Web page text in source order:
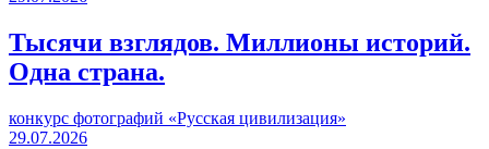
Тысячи взглядов. Миллионы историй.
Одна страна.
конкурс фотографий «Русская цивилизация»
29.07.2026